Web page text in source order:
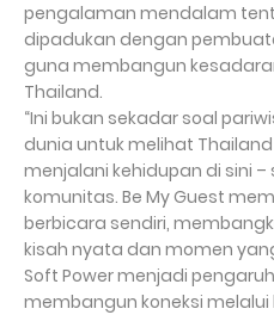
pengalaman mendalam
dipadukan dengan
guna membangun
Thailand.
“Ini bukan sekadar soal
dunia untuk melihat
menjalani kehidupan di sini –
komunitas. Be My Guest
berbicara sendiri,
kisah nyata dan momen
Soft Power menjadi
membangun koneksi